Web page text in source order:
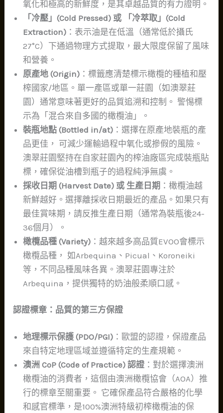
氧化和極高的新鮮度，是其卓越品質的有力證明。
「冷壓」(Cold Pressed) 或 「冷萃取」(Cold
Extraction) ：表示油是在低溫（通常低於攝氏
27°C）下通過物理方式提取，最大限度保留了風味
和營養。
原產地 (Origin) ：標籤應清楚標示橄欖的種植和壓
榨國家/地區。單一產區或單一莊園（如澳翠莊
園）通常意味著更好的品質追溯和控制。 警惕標
示為「混合來自多國的橄欖油」。
裝瓶地點 (Bottled in/at) ：選擇在原產地裝瓶的產
品更佳， 可減少運輸過程中氧化或摻假的風險。
澳翠莊園堅持在自家莊園內的榨油廠區完成裝瓶貼
標，確保從油槽到瓶子的過程純淨無虞。
採收日期 (Harvest Date) 或 生產日期 ：橄欖油越
新鮮越好。選擇離採收日期最近的產品。如果只有
最佳賞味期，請反推生產日期（通常為裝瓶後24-
36個月）。
橄欖品種 (Variety) ：越來越多高品質EVOO會標示
橄欖品種， 如Arbequina、Picual、Koroneiki
等，不同品種風味各異。澳翠莊園專注於
Arbequina，提供獨特的奶油般柔順口感。
認證標章：品質的第三方保證
地理標示保護 (PDO/PGI) ：歐盟的認證，保證產品
來自特定地理區域並遵循特定的生產規範。
澳洲 CoP (Code of Practice) 認證 ：對於選擇澳洲
橄欖油的消費者，這個由澳洲橄欖協會（AOA）推
行的標章至關重要。 它確保產品符合嚴格的化學
和感官標準，是100%澳洲特級初榨橄欖油的保